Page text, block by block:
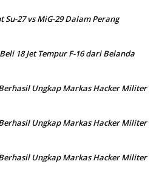
Su-27 vs MiG-29 Dalam Perang
18 Jet Tempur F-16 dari Belanda
Ungkap Markas Hacker Militer
Ungkap Markas Hacker Militer
Ungkap Markas Hacker Militer